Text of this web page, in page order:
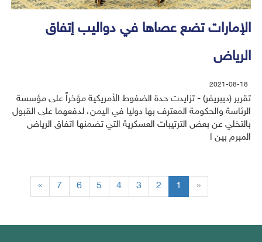
الإمارات تضع عصاها في دواليب إتفاق
الرياض
2021-08-18
تقرير (ديبريفر) - تزايدت حدة الضغوط الأمريكية مؤخراً على مؤسسة
الرئاسة والحكومة المعترف بها دوليا في اليمن، لدفعهما على القبول
بالتخلي عن بعض الترتيبات العسكرية التي تضمنها اتفاق الرياض
المبرم بين ا
«
1
2
3
4
5
6
7
»